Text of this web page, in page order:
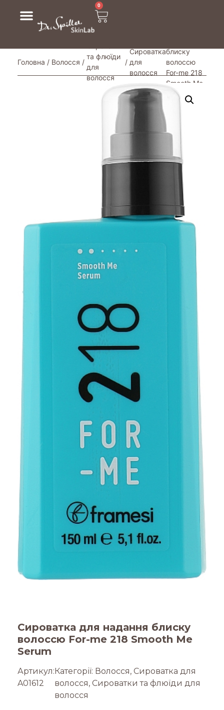
0
Головна / Волосся /
та флюїди
для
волосся
/
Сироватка
для
волосся
блиску
волоссю
For-me 218
Smooth Me
Serum
Сироватка для надання блиску
волоссю For-me 218 Smooth Me
Serum
Артикул:
A01612
Категорії: Волосся, Сироватка для
волосся, Сироватки та флюїди для
волосся